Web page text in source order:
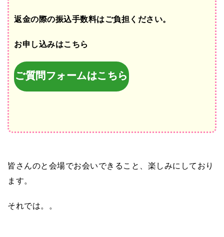
返金の際の振込手数料はご負担ください。
お申し込みはこちら
ご質問フォームはこちら
皆さんのと会場でお会いできること、楽しみにしており
ます。
それでは。。